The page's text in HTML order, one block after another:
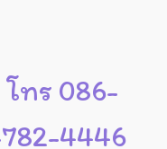
ทร 086-
4446